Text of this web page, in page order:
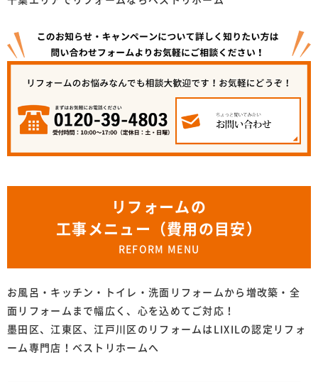
リフォームの
工事メニュー（費用の目安）
REFORM MENU
お風呂・キッチン・トイレ・洗面リフォームから増改築・全
面リフォームまで幅広く、心を込めてご対応！
墨田区、江東区、江戸川区のリフォームはLIXILの認定リフォ
ーム専門店！ベストリホームへ